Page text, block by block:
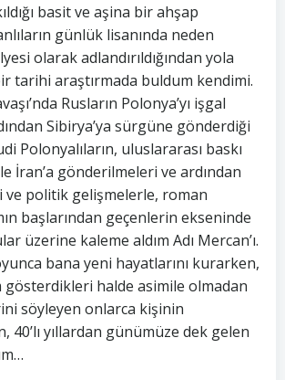
basit ve aşina bir ahşap
günlük lisanında neden
olarak adlandırıldığından yola
tarihi araştırmada buldum kendimi.
Rusların Polonya’yı işgal
Sibirya’ya sürgüne gönderdiği
Polonyalıların, uluslararası baskı
İran’a gönderilmeleri ve ardından
ve politik gelişmelerle, roman
başlarından geçenlerin ekseninde
üzerine kaleme aldım Adı Mercan’ı.
bana yeni hayatlarını kurarken,
halde asimile olmadan
söyleyen onlarca kişinin
40’lı yıllardan günümüze dek gelen